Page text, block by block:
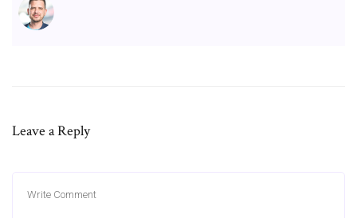
Leave a Reply